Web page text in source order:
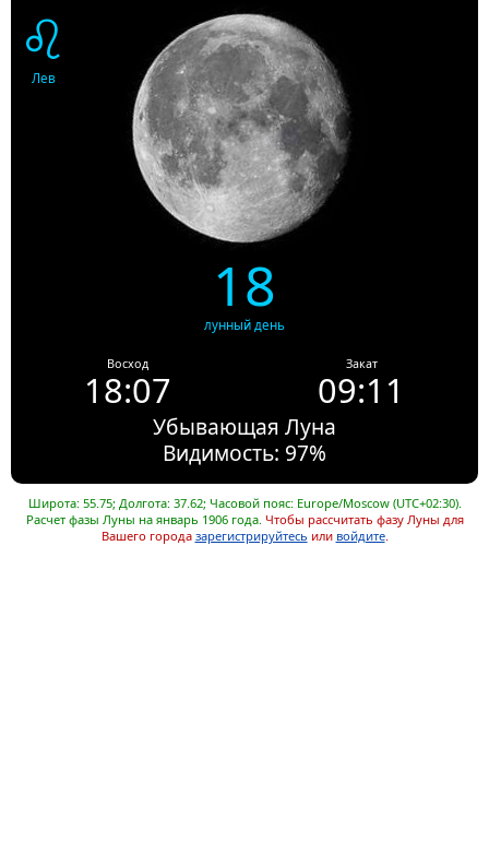
♌
Лев
18
лунный день
Восход
18:07
Закат
09:11
Убывающая Луна
Видимость: 97%
Широта: 55.75; Долгота: 37.62; Часовой пояс: Europe/Moscow (UTC+02:30).
Расчет фазы Луны на январь 1906 года. Чтобы рассчитать фазу Луны для
Вашего города зарегистрируйтесь или войдите.